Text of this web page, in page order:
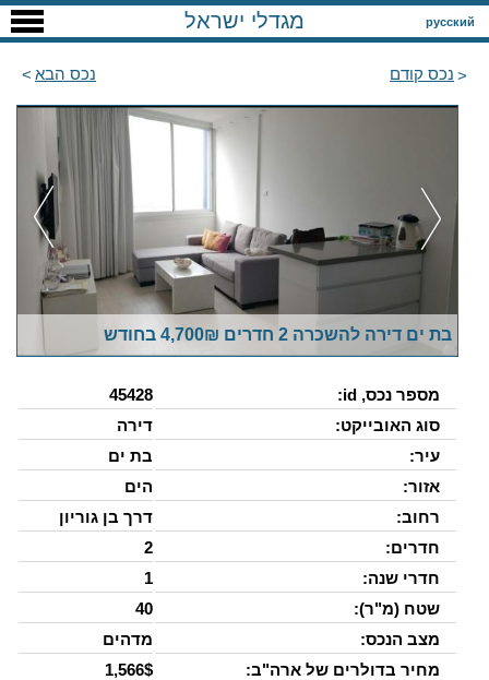
русский מגדלי ישראל
נכס קודם נכס הבא
בת ים דירה להשכרה 2 חדרים 4,700₪ בחודש
מספר נכס, id:
45428
סוג האובייקט:
דירה
עיר:
בת ים
אזור:
הים
רחוב:
דרך בן גוריון
חדרים:
2
חדרי שנה:
1
שטח (מ"ר):
40
מצב הנכס:
מדהים
מחיר בדולרים של ארה"ב:
1,566$